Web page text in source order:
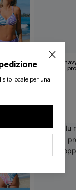
a vita
Abito blu
scollatura
24,90 €
sito locale per una